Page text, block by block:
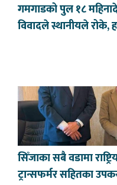
गमगाडको पुल १८
विवादले स्थानीयले रोके,
सिँजाका सबै वडामा
ट्रान्सफर्मर सहितका